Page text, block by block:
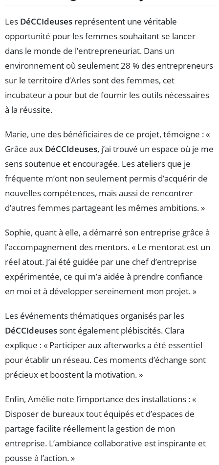
Les DéCCIdeuses représentent une véritable
opportunité pour les femmes souhaitant se lancer
dans le monde de l’entrepreneuriat. Dans un
environnement où seulement 28 % des entrepreneurs
sur le territoire d’Arles sont des femmes, cet
incubateur a pour but de fournir les outils nécessaires
à la réussite.
Marie, une des bénéficiaires de ce projet, témoigne : «
Grâce aux DéCCIdeuses, j’ai trouvé un espace où je me
sens soutenue et encouragée. Les ateliers que je
fréquente m’ont non seulement permis d’acquérir de
nouvelles compétences, mais aussi de rencontrer
d’autres femmes partageant les mêmes ambitions. »
Sophie, quant à elle, a démarré son entreprise grâce à
l’accompagnement des mentors. « Le mentorat est un
réel atout. J’ai été guidée par une chef d’entreprise
expérimentée, ce qui m’a aidée à prendre confiance
en moi et à développer sereinement mon projet. »
Les événements thématiques organisés par les
DéCCIdeusessont également plébiscités. Clara
explique : « Participer aux afterworks a été essentiel
pour établir un réseau. Ces moments d’échange sont
précieux et boostent la motivation. »
Enfin, Amélie note l’importance des installations : «
Disposer de bureaux tout équipés et d’espaces de
partage facilite réellement la gestion de mon
entreprise. L’ambiance collaborative est inspirante et
pousse à l’action. »